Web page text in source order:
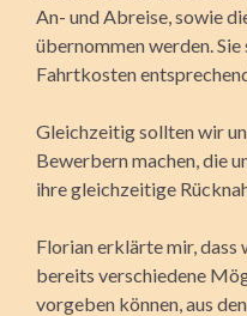
An- und Abreise, sowie
übernommen werden.
Fahrtkosten
Gleichzeitig sollten wir
Bewerbern machen, die
ihre gleichzeitige
Florian erklärte mir,
bereits verschiedene
vorgeben können, aus